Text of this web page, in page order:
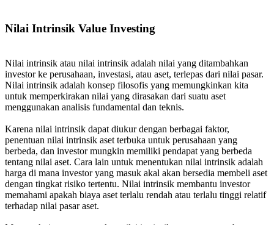
Nilai Intrinsik Value Investing
Nilai intrinsik atau nilai intrinsik adalah nilai yang ditambahkan
investor ke perusahaan, investasi, atau aset, terlepas dari nilai pasar.
Nilai intrinsik adalah konsep filosofis yang memungkinkan kita
untuk memperkirakan nilai yang dirasakan dari suatu aset
menggunakan analisis fundamental dan teknis.
Karena nilai intrinsik dapat diukur dengan berbagai faktor,
penentuan nilai intrinsik aset terbuka untuk perusahaan yang
berbeda, dan investor mungkin memiliki pendapat yang berbeda
tentang nilai aset. Cara lain untuk menentukan nilai intrinsik adalah
harga di mana investor yang masuk akal akan bersedia membeli aset
dengan tingkat risiko tertentu. Nilai intrinsik membantu investor
memahami apakah biaya aset terlalu rendah atau terlalu tinggi relatif
terhadap nilai pasar aset.